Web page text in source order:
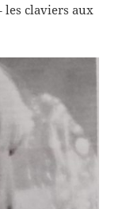
les claviers aux